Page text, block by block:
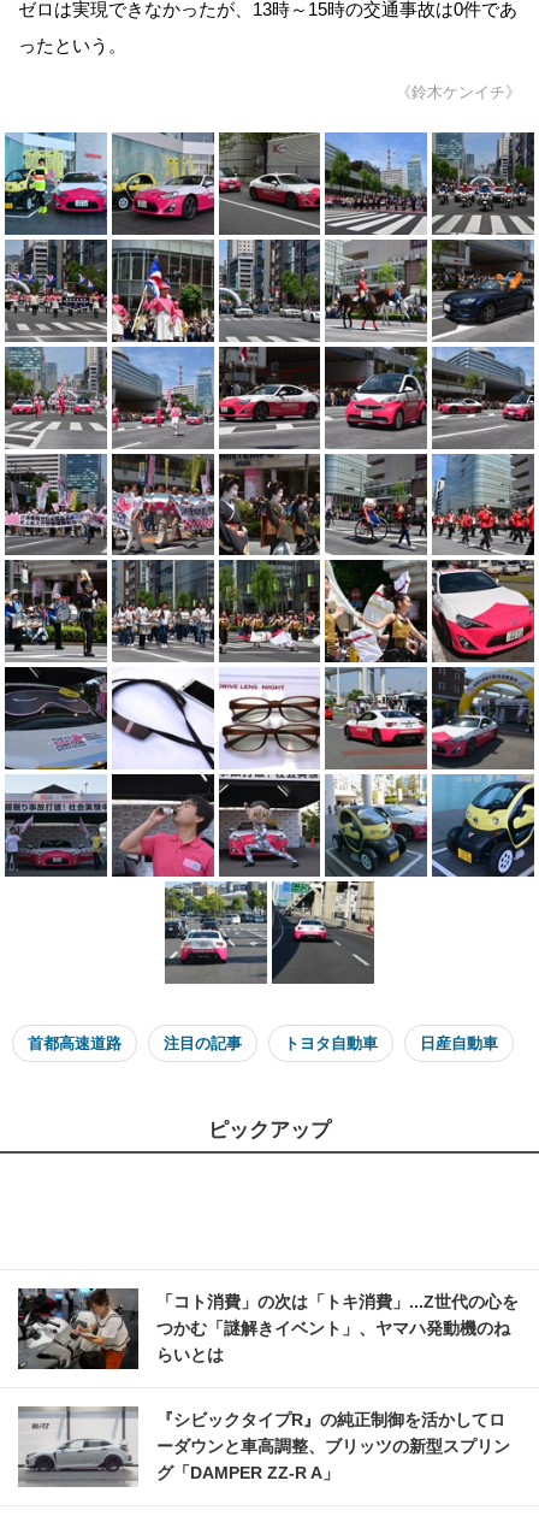
ゼロは実現できなかったが、13時～15時の交通事故は0件であ
ったという。
《鈴木ケンイチ》
首都高速道路 注目の記事 トヨタ自動車 日産自動車
ピックアップ
「コト消費」の次は「トキ消費」...Z世代の心を
つかむ「謎解きイベント」、ヤマハ発動機のね
らいとは
『シビックタイプR』の純正制御を活かしてロ
ーダウンと車高調整、ブリッツの新型スプリン
グ「DAMPER ZZ-R A」